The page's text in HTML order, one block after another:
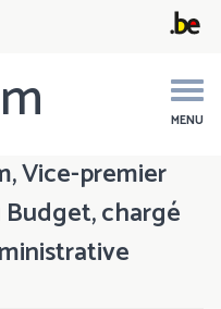
MENU
Vice-premier
chargé